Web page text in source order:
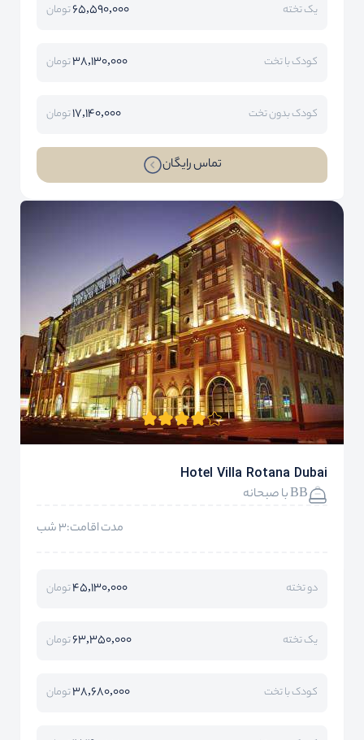
یک تخته 65,590,000تومان
کودک با تخت 38,130,000تومان
کودک بدون تخت 17,140,000تومان
تماس رایگان
Hotel Villa Rotana Dubai
BB با صبحانه
مدت اقامت:3 شب
دو تخته 45,130,000تومان
یک تخته 63,350,000تومان
کودک با تخت 38,680,000تومان